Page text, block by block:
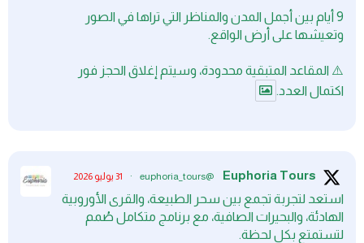
9 أيام بين أجمل المدن والمناظر التي تراها في الصور
وتعيشها على أرض الواقع.
⚠️ المقاعد المتبقية محدودة، وسيتم إغلاق الحجز فور
اكتمال العدد.
Euphoria Tours
· 31 يوليو 2026
استعد لتجربة تجمع بين سحر الطبيعة، والقرى الأوروبية
الهادئة، والبحيرات الصافية، مع برنامج متكامل صُمم
لتستمتع بكل لحظة.